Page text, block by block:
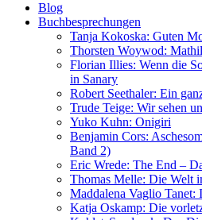
Blog
Buchbesprechungen
Tanja Kokoska: Guten
Thorsten Woywod:
Florian Illies: Wenn die
in Sanary
Robert Seethaler: Ein
Trude Teige: Wir sehen
Yuko Kuhn: Onigiri
Benjamin Cors:
Band 2)
Eric Wrede: The End –
Thomas Melle: Die Welt
Maddalena Vaglio Tanet:
Katja Oskamp: Die